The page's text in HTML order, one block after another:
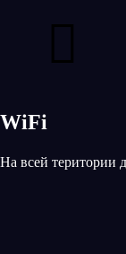
WiFi
На всей територии